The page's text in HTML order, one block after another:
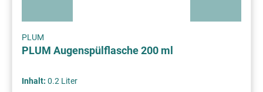
PLUM
PLUM Augenspülflasche 200 ml
Inhalt: 0.2 Liter